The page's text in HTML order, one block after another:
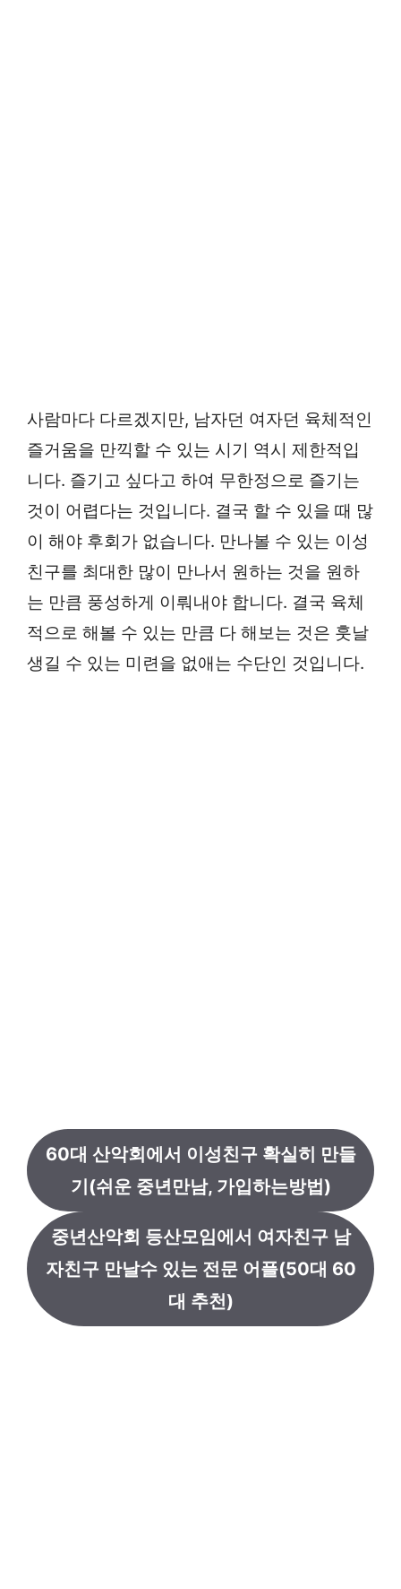
사람마다 다르겠지만, 남자던 여자던 육체적인
즐거움을 만끽할 수 있는 시기 역시 제한적입
니다. 즐기고 싶다고 하여 무한정으로 즐기는
것이 어렵다는 것입니다. 결국 할 수 있을 때 많
이 해야 후회가 없습니다. 만나볼 수 있는 이성
친구를 최대한 많이 만나서 원하는 것을 원하
는 만큼 풍성하게 이뤄내야 합니다. 결국 육체
적으로 해볼 수 있는 만큼 다 해보는 것은 훗날
생길 수 있는 미련을 없애는 수단인 것입니다.
60대 산악회에서 이성친구 확실히 만들
기(쉬운 중년만남, 가입하는방법)
중년산악회 등산모임에서 여자친구 남
자친구 만날수 있는 전문 어플(50대 60
대 추천)